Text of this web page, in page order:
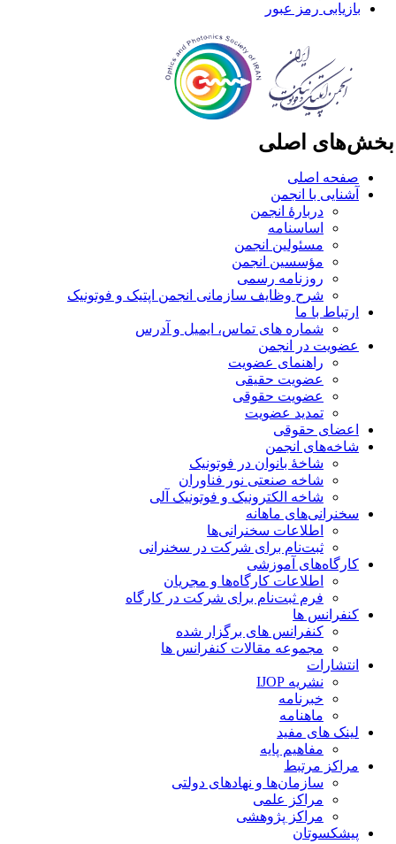
بازیابی رمز عبور
اصلی
صفحه اصلی
آشنایی با انجمن
دربارۀ انجمن
اساسنامه
مسئولین انجمن
مؤسسین انجمن
روزنامه رسمی
شرح وظایف سازمانی انجمن اپتیک و فوتونیک
ارتباط با ما
شماره های تماس، ایمیل و آدرس
عضویت در انجمن
راهنمای عضویت
عضویت حقیقی
عضویت حقوقی
تمدید عضویت
اعضای حقوقی
شاخه‌های انجمن
شاخۀ بانوان در فوتونیک
شاخه صنعتی نور فناوران
شاخه‌ الکترونیک و فوتونیک آلی
سخنرانی‌های ماهانه
اطلاعات سخنرانی‌‌ها
ثبت‌نام برای شرکت در سخنرانی
کارگاه‌های آموزشی
اطلاعات کارگاه‌ها و مجریان
فرم ثبت‌نام برای شرکت در کارگاه
کنفرانس ها
کنفرانس های برگزار شده
مجموعه مقالات کنفرانس ها
انتشارات
نشریه IJOP
خبرنامه
ماهنامه
لینک های مفید
مفاهیم پایه
مراکز مرتبط
سازمان‌ها و نهادهای دولتی
مراکز علمی
مراکز پژوهشی
پیشکسوتان